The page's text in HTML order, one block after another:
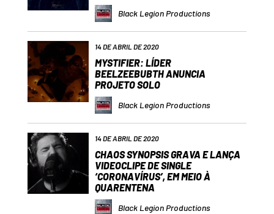
Black Legion Productions
14 DE ABRIL DE 2020
MYSTIFIER: LÍDER
BEELZEEBUBTH ANUNCIA
PROJETO SOLO
Black Legion Productions
14 DE ABRIL DE 2020
CHAOS SYNOPSIS GRAVA E LANÇA
VIDEOCLIPE DE SINGLE
‘CORONAVÍRUS’, EM MEIO À
QUARENTENA
Black Legion Productions